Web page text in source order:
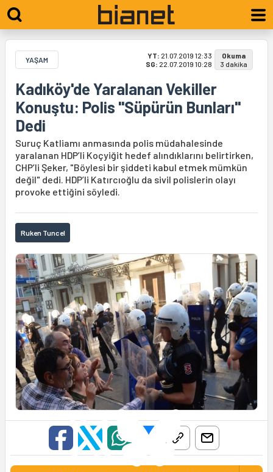
YAŞAM YT: 21.07.2019 12:33
SG: 22.07.2019 10:28
Okuma
3 dakika
Kadıköy'de Yaralanan Vekiller
Konuştu: Polis "Süpürün Bunları"
Dedi
Suruç Katliamı anmasında polis müdahalesinde
yaralanan HDP’li Koçyiğit hedef alındıklarını belirtirken,
CHP’li Şeker, "Böylesi bir şiddeti kabul etmek mümkün
değil" dedi. HDP’li Katırcıoğlu da sivil polislerin olayı
provoke ettiğini söyledi.
Ruken Tuncel